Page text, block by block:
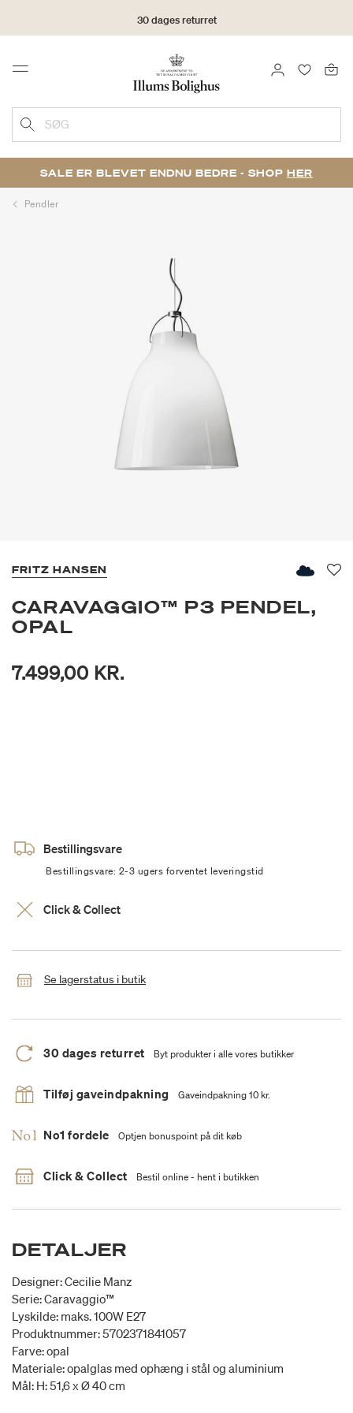
30 dages returret
Menu LOG IND
SØG
SALE ER BLEVET ENDNU BEDRE - SHOP HER
Pendler
FRITZ HANSEN
CARAVAGGIO™ P3 PENDEL,
OPAL
7.499,00 KR.
Bestillingsvare
Bestillingsvare: 2-3 ugers forventet leveringstid
Click & Collect
Se lagerstatus i butik
30 dages returret Byt produkter i alle vores butikker
Tilføj gaveindpakning Gaveindpakning 10 kr.
No1 fordele Optjen bonuspoint på dit køb
Click & Collect Bestil online - hent i butikken
DETALJER
Designer: Cecilie Manz
Serie: Caravaggio™
Lyskilde: maks. 100W E27
Produktnummer: 5702371841057
Farve: opal
Materiale: opalglas med ophæng i stål og aluminium
Mål: H: 51,6 x Ø 40 cm